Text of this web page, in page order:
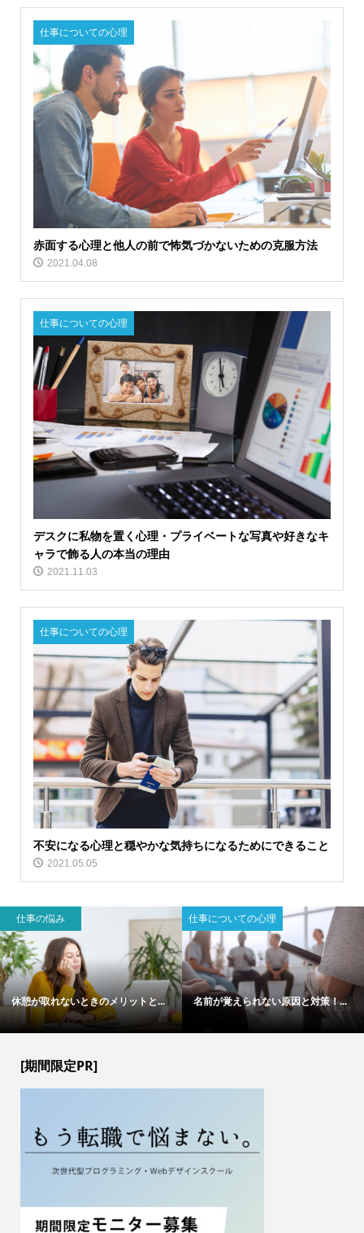
仕事についての心理
赤面する心理と他人の前で怖気づかないための克服方法
2021.04.08
仕事についての心理
デスクに私物を置く心理・プライベートな写真や好きなキ
ャラで飾る人の本当の理由
2021.11.03
仕事についての心理
不安になる心理と穏やかな気持ちになるためにできること
2021.05.05
仕事の悩み
休憩が取れないときのメリットと...
仕事についての心理
名前が覚えられない原因と対策！...
[期間限定PR]